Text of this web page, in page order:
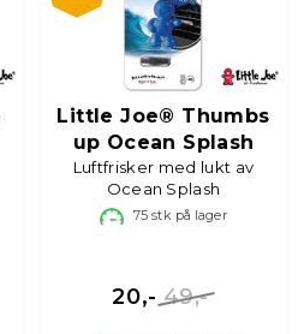
Little Joe® Thumbs
up Ocean Splash
Luftfrisker med lukt av
Ocean Splash
75 stk på lager
49,-
20,-